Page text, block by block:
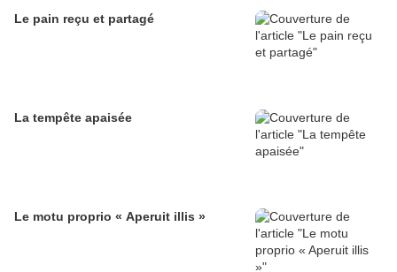
Le pain reçu et partagé
La tempête apaisée
Le motu proprio « Aperuit illis »